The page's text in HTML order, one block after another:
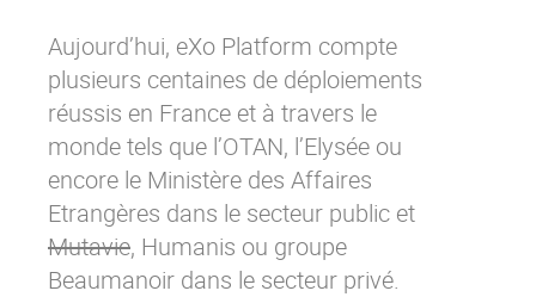
Aujourd’hui, eXo Platform compte
plusieurs centaines de déploiements
réussis en France et à travers le
monde tels que l’OTAN, l’Elysée ou
encore le Ministère des Affaires
Etrangères dans le secteur public et
Mutavie, Humanis ou groupe
Beaumanoir dans le secteur privé.